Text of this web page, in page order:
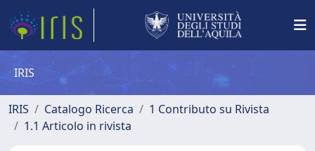
IRIS
IRIS Catalogo Ricerca
1 Contributo su Rivista
1.1 Articolo in rivista